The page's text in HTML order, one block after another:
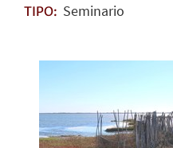
TIPO: Seminario